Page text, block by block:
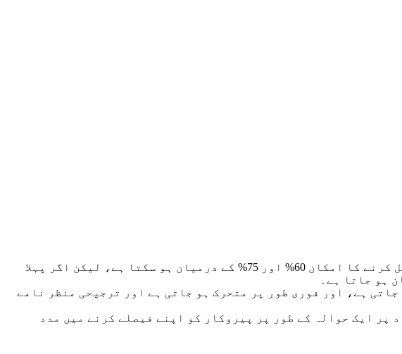
آج کے لیے ایک ممکنہ منظر نامے کی تجویز ہے، اور تکنیکی تجزیہ کے مطابق اس منظر نامے کو حاصل کرنے کا امکان 60% اور 75% کے درمیان ہو سکتا ہے، لیکن اگر پہلا
ہے، اور فوری طور پر متحرک ہو جاتی ہے اور ترجیحی منظر نامے
پر ایک حوالہ کے طور پر پیروکار کو اپنے فیصلے کرنے میں مدد